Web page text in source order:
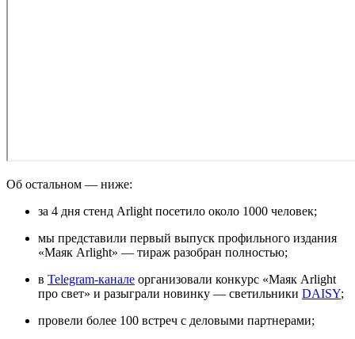
Об остальном — ниже:
за 4 дня стенд Arlight посетило около 1000 человек;
мы представили первый выпуск профильного издания
«Маяк Arlight» — тираж разобран полностью;
в Telegram-канале организовали конкурс «Маяк Arlight
про свет» и разыграли новинку — светильники DAISY;
провели более 100 встреч с деловыми партнерами;